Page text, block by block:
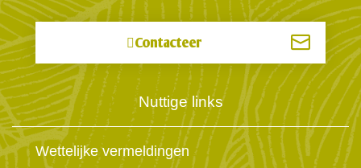
Contacteer
Nuttige links
Wettelijke vermeldingen